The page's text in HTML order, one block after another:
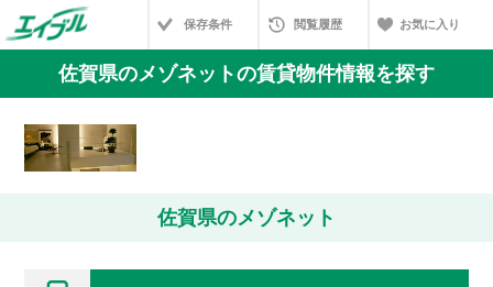
保存条件 閲覧履歴 お気に入り
佐賀県のメゾネットの賃貸物件情報を探す
佐賀県のメゾネット